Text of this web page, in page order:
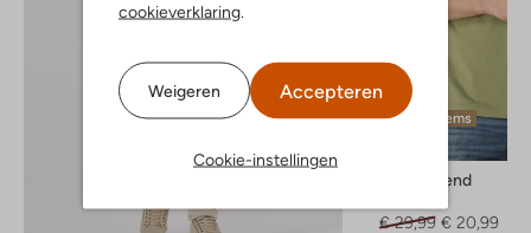
cookieverklaring.
Weigeren Accepteren
Cookie-instellingen
Laatste items
Pme Legend
€ 29,99 € 20,99